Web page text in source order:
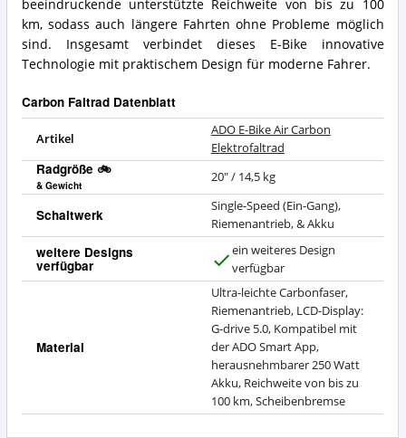
beeindruckende unterstützte Reichweite von bis zu 100
km, sodass auch längere Fahrten ohne Probleme möglich
sind. Insgesamt verbindet dieses E-Bike innovative
Technologie mit praktischem Design für moderne Fahrer.
Carbon Faltrad Datenblatt
Artikel
ADO E-Bike Air Carbon
Elektrofaltrad
Radgröße 🚲
& Gewicht
20" / 14,5 kg
Schaltwerk
Single-Speed (Ein-Gang),
Riemenantrieb, & Akku
weitere Designs
verfügbar
a
ein weiteres Design
verfügbar
Material
Ultra-leichte Carbonfaser,
Riemenantrieb, LCD-Display:
G-drive 5.0, Kompatibel mit
der ADO Smart App,
herausnehmbarer 250 Watt
Akku, Reichweite von bis zu
100 km, Scheibenbremse